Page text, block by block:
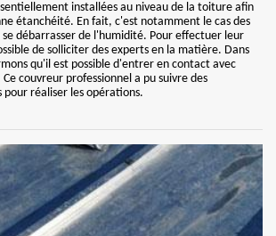
installées au niveau de la toiture afin
étanchéité. En fait, c'est notamment le cas des
débarrasser de l'humidité. Pour effectuer leur
de solliciter des experts en la matière. Dans
qu'il est possible d'entrer en contact avec
couvreur professionnel a pu suivre des
pour réaliser les opérations.